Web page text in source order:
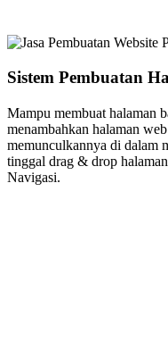
Sistem Pembuatan
Mampu membuat halaman
menambahkan halaman
memunculkannya di dalam
tinggal drag & drop
Navigasi.